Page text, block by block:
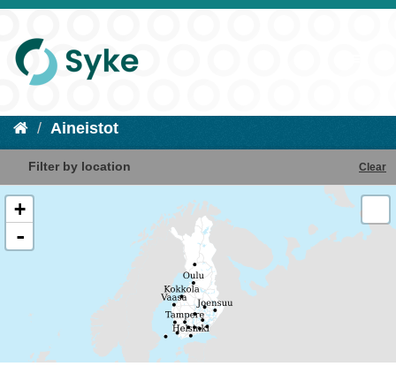
Aineistot
Filter by location Clear
+
-